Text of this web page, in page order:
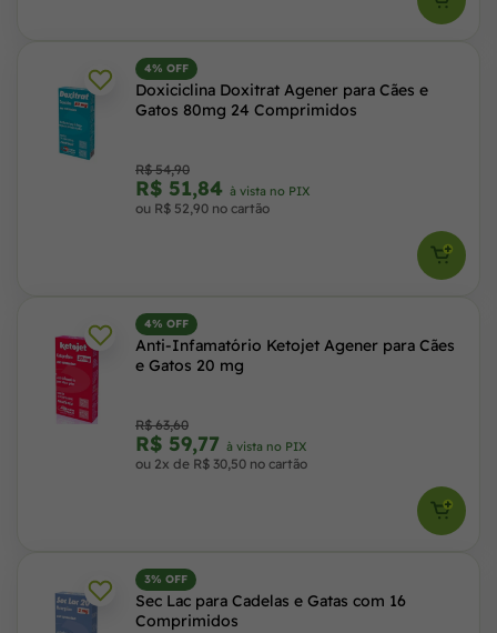
4% OFF
Doxiciclina Doxitrat Agener para Cães e
Gatos 80mg 24 Comprimidos
R$ 54,90
R$ 51,84 à vista no PIX
ou R$ 52,90 no cartão
4% OFF
Anti-Infamatório Ketojet Agener para Cães
e Gatos 20 mg
R$ 63,60
R$ 59,77 à vista no PIX
ou 2x de R$ 30,50 no cartão
3% OFF
Sec Lac para Cadelas e Gatas com 16
Comprimidos